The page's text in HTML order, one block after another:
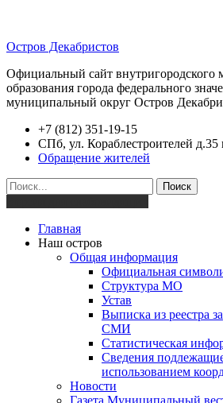
Остров Декабристов
Официальный сайт внутригородского
образования города федерального
муниципальный округ Остров
+7 (812) 351-19-15
СПб, ул. Кораблестроителей д.35
Обращение жителей
Поиск
Главная
Наш остров
Общая информация
Официальная
Структура МО
Устав
Выписка из реестра
СМИ
Статистическая
Сведения
использованием
Новости
Газета Муниципальный